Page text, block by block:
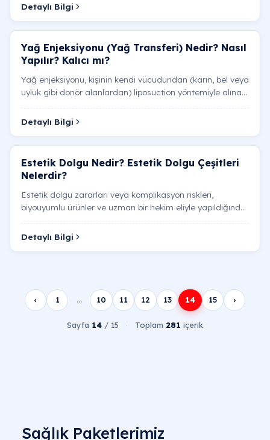
Detaylı Bilgi
Yağ Enjeksiyonu (Yağ Transferi) Nedir? Nasıl
Yapılır? Kalıcı mı?
Yağ enjeksiyonu, kişinin kendi vücudundan (karın, bel veya
uyluk gibi donör alanlardan) liposuction yöntemiyle alınan
Detaylı Bilgi
Estetik Dolgu Nedir? Estetik Dolgu Çeşitleri
Nelerdir?
Estetik dolgu zararları veya komplikasyon riskleri,
biyouyumlu ürünler ve uzman bir hekim eliyle yapıldığında
Detaylı Bilgi
‹ 1 … 10 11 12 13 14 15 ›
Sayfa 14 / 15 · Toplam 281 içerik
Sağlık Paketlerimiz